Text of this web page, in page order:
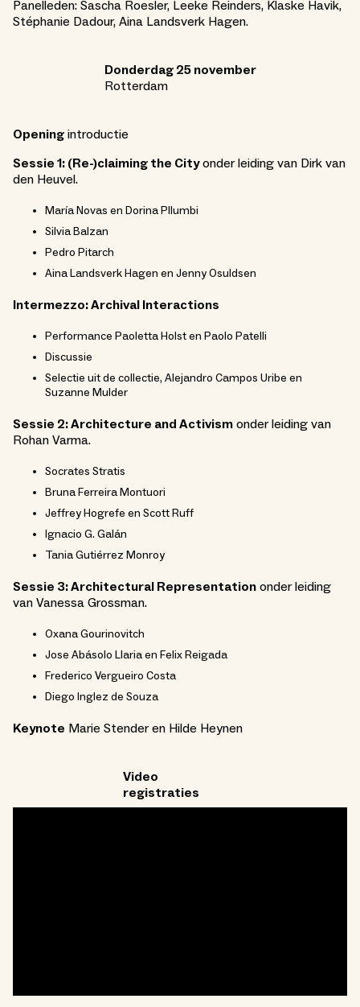
Panelleden: Sascha Roesler, Leeke Reinders, Klaske Havik,
Stéphanie Dadour, Aina Landsverk Hagen.
Donderdag 25 november
Rotterdam
Opening introductie
Sessie 1: (Re-)claiming the Cityonder leiding van Dirk van
den Heuvel.
María Novas en Dorina Pllumbi
Silvia Balzan
Pedro Pitarch
Aina Landsverk Hagen en Jenny Osuldsen
Intermezzo: Archival Interactions
Performance Paoletta Holst en Paolo Patelli
Discussie
Selectie uit de collectie, Alejandro Campos Uribe en
Suzanne Mulder
Sessie 2: Architecture and Activism onder leiding van
Rohan Varma.
Socrates Stratis
Bruna Ferreira Montuori
Jeffrey Hogrefe en Scott Ruff
Ignacio G. Galán
Tania Gutiérrez Monroy
Sessie 3: Architectural Representation onder leiding
van Vanessa Grossman.
Oxana Gourinovitch
Jose Abásolo Llaria en Felix Reigada
Frederico Vergueiro Costa
Diego Inglez de Souza
Keynote Marie Stender en Hilde Heynen
Video
registraties